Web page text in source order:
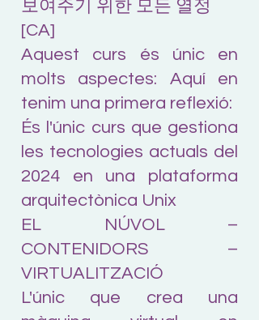
보여주기 위한 모든 열정
[CA]
Aquest curs és únic en
molts aspectes: Aquí en
tenim una primera reflexió:
És l'únic curs que gestiona
les tecnologies actuals del
2024 en una plataforma
arquitectònica Unix
EL NÚVOL –
CONTENIDORS –
VIRTUALITZACIÓ
L'únic que crea una